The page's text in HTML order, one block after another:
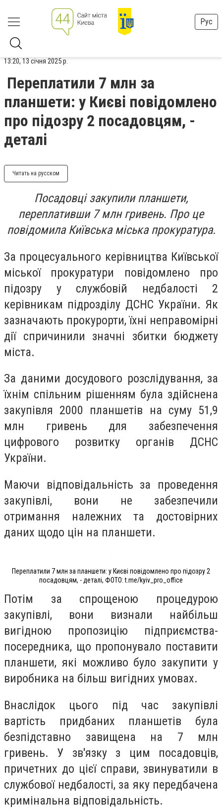
Рус
13:20, 13 січня 2025 р.
Переплатили 7 млн за
планшети: у Києві повідомлено
про підозру 2 посадовцям, -
деталі
Читать на русском
Посадовці закупили планшети,
переплативши 7 млн гривень. Про це
повідомила Київська міська прокуратура.
За процесуального керівництва Київської
міської прокуратури повідомлено про
підозру у службовій недбалості 2
керівникам підрозділу ДСНС України. Як
зазначають прокурорти, їхні неправомірні
дії спричинили значні збитки бюджету
міста.
За даними досудового розслідування, за
їхнім спільним рішенням була здійснена
закупівля 2000 планшетів на суму 51,9
млн гривень для забезпечення
цифрового розвитку органів ДСНС
України.
Маючи відповідальність за проведення
закупівлі, вони не забезпечили
отримання належних та достовірних
даних щодо цін на планшети.
Переплатили 7 млн за планшети: у Києві повідомлено про підозру 2
посадовцям, - деталі, ФОТО: t.me/kyiv_pro_office
Потім за спрощеною процедурою
закупівлі, вони визнали найбільш
вигідною пропозицію підприємства-
посередника, що пропонувало поставити
планшети, які можливо було закупити у
виробника на більш вигідних умовах.
Внаслідок цього під час закупівлі
вартість придбаних планшетів була
безпідставно завищена на 7 млн
гривень. У зв'язку з цим посадовців,
причетних до цієї справи, звинуватили в
службової недбалості, за яку передбачена
кримінальна відповідальність.